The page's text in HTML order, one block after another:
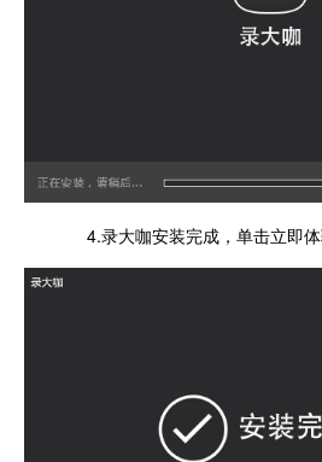
4.录大咖安装完成，单击立即体